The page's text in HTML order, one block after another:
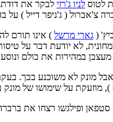
לטוס לניו ג'רזי לבקר את
צ'אברול ( ג'ניפר דייל ) על
( גארי מרשל ) אינו תורם
לא יודעת דבר על
במהירות את כולם
מונק לא משוכנע בכך.
מוזעקת על שימושו של
ופילגשו רצחו את